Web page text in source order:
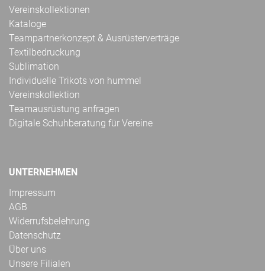
Vereinskollektionen
Kataloge
Teampartnerkonzept & Ausrüsterverträge
Textilbedruckung
Sublimation
Individuelle Trikots von hummel
Vereinskollektion
Teamausrüstung anfragen
Digitale Schuhberatung für Vereine
UNTERNEHMEN
Impressum
AGB
Widerrufsbelehrung
Datenschutz
Über uns
Unsere Filialen